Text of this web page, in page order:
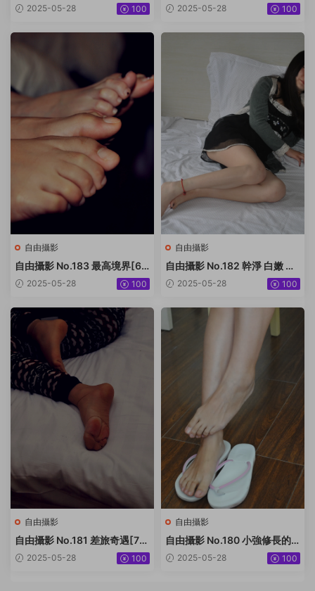
18.3M]
2025-05-28 100
雙玉足[105P-243.8M]
2025-05-28 100
自由攝影
自由攝影 No.183 最高境界[61
P-57.2M]
2025-05-28 100
自由攝影
自由攝影 No.182 幹淨 白嫩 黑
甲[50P-52.9M]
2025-05-28 100
自由攝影
自由攝影 No.181 差旅奇遇[77
P-72M]
2025-05-28 100
自由攝影
自由攝影 No.180 小強修長的
大腿 美足[158P-183.9M]
2025-05-28 100